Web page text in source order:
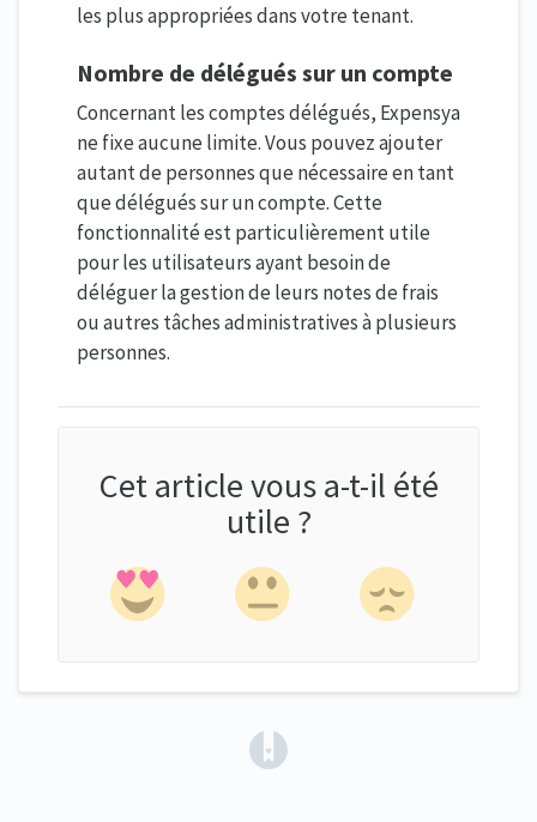
les plus appropriées dans votre tenant.
Nombre de délégués sur un compte
Concernant les comptes délégués, Expensya
ne fixe aucune limite. Vous pouvez ajouter
autant de personnes que nécessaire en tant
que délégués sur un compte. Cette
fonctionnalité est particulièrement utile
pour les utilisateurs ayant besoin de
déléguer la gestion de leurs notes de frais
ou autres tâches administratives à plusieurs
personnes.
Cet article vous a-t-il été
utile ?